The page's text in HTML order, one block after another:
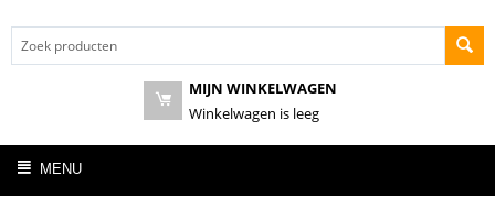
MIJN WINKELWAGEN
Winkelwagen is leeg
MENU